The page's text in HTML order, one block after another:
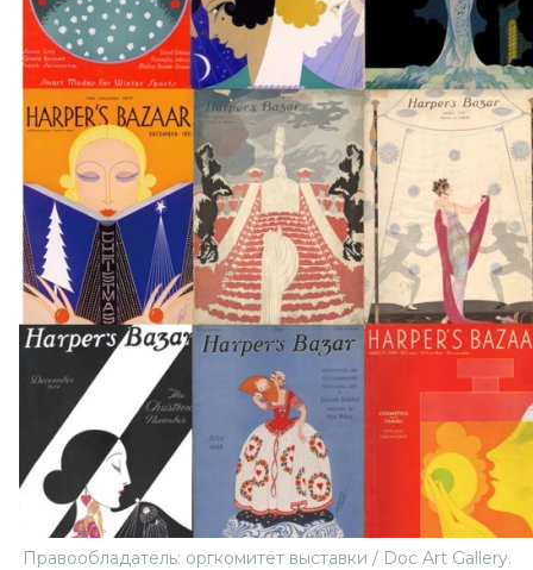
Правообладатель: оргкомитет выставки / Doc Art Gallery.